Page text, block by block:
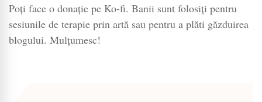
Poți face o donație pe Ko-fi. Banii sunt folosiți pentru
sesiunile de terapie prin artă sau pentru a plăti găzduirea
blogului. Mulțumesc!